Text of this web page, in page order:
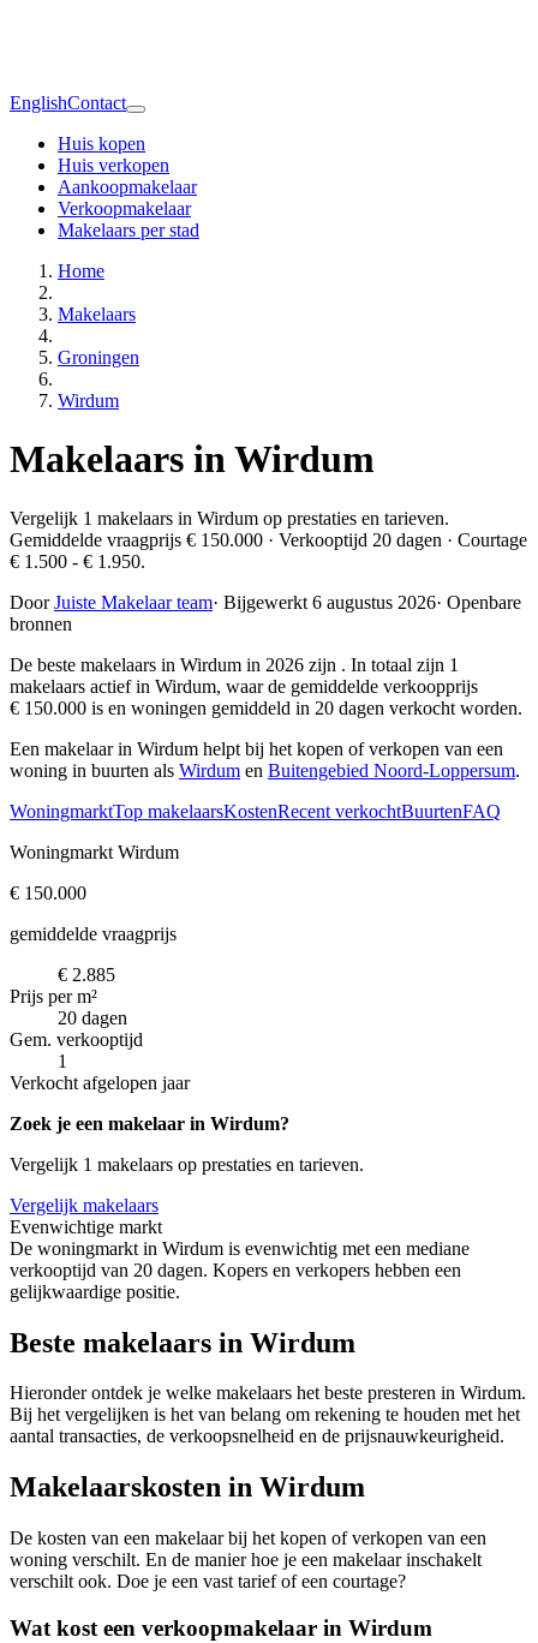
EnglishContact
Huis kopen
Huis verkopen
Aankoopmakelaar
Verkoopmakelaar
Makelaars per stad
Home
Makelaars
Groningen
Wirdum
Makelaars in Wirdum
Vergelijk 1 makelaars in Wirdum op prestaties en tarieven.
Gemiddelde vraagprijs € 150.000 · Verkooptijd 20 dagen · Courtage
€ 1.500 - € 1.950.
DoorJuiste Makelaar team· Bijgewerkt 6 augustus 2026· Openbare
bronnen
De beste makelaars in Wirdum in 2026 zijn . In totaal zijn 1
makelaars actief in Wirdum, waar de gemiddelde verkoopprijs
€ 150.000 is en woningen gemiddeld in 20 dagen verkocht worden.
Een makelaar in Wirdum helpt bij het kopen of verkopen van een
woning in buurten als Wirdum en Buitengebied Noord-Loppersum.
WoningmarktTop makelaarsKostenRecent verkochtBuurtenFAQ
Woningmarkt Wirdum
€ 150.000
gemiddelde vraagprijs
€ 2.885
Prijs per m²
20 dagen
Gem. verkooptijd
1
Verkocht afgelopen jaar
Zoek je een makelaar in Wirdum?
Vergelijk 1 makelaars op prestaties en tarieven.
Vergelijk makelaars
Evenwichtige markt
De woningmarkt in Wirdum is evenwichtig met een mediane
verkooptijd van 20 dagen. Kopers en verkopers hebben een
gelijkwaardige positie.
Beste makelaars in Wirdum
Hieronder ontdek je welke makelaars het beste presteren in Wirdum.
Bij het vergelijken is het van belang om rekening te houden met het
aantal transacties, de verkoopsnelheid en de prijsnauwkeurigheid.
Makelaarskosten in Wirdum
De kosten van een makelaar bij het kopen of verkopen van een
woning verschilt. En de manier hoe je een makelaar inschakelt
verschilt ook. Doe je een vast tarief of een courtage?
Wat kost een verkoopmakelaar in Wirdum